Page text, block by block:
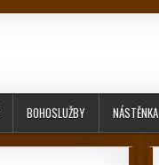
BOHOSLUŽBY NÁSTĚNKA